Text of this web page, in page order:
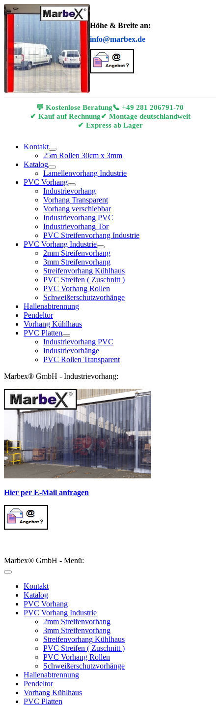
Höhe & Breite an:
info@marbex.de
💬 Kostenlose Beratung📞 +49 281 206791-70
✔ Kauf auf Rechnung✔ Montage deutschlandweit
✔ Express ab Lager
Kontakt
25m Rollen 30cm x 3mm
Katalog
Lamellenvorhang Industrie
PVC Vorhang
Industrievorhang
Vorhang Transparent
Vorhang verschiebbar
Industrievorhang PVC
Industrievorhang Tor
PVC Streifenvorhang Industrie
PVC Vorhang Industrie
2mm Streifenvorhang
3mm Streifenvorhang
Streifenvorhang Kühlhaus
PVC Streifen ( Zuschnitt )
PVC Vorhang Rollen
Schweißerschutzvorhänge
Hallenabtrennung
Pendeltor
Vorhang Kühlhaus
PVC Platten
Industrievorhang PVC
Industrievorhänge
PVC Rollen Transparent
Marbex® GmbH - Industrievorhang:
Hier per E-Mail anfragen
Marbex® GmbH - Menü:
Kontakt
Katalog
PVC Vorhang
PVC Vorhang Industrie
2mm Streifenvorhang
3mm Streifenvorhang
Streifenvorhang Kühlhaus
PVC Streifen ( Zuschnitt )
PVC Vorhang Rollen
Schweißerschutzvorhänge
Hallenabtrennung
Pendeltor
Vorhang Kühlhaus
PVC Platten